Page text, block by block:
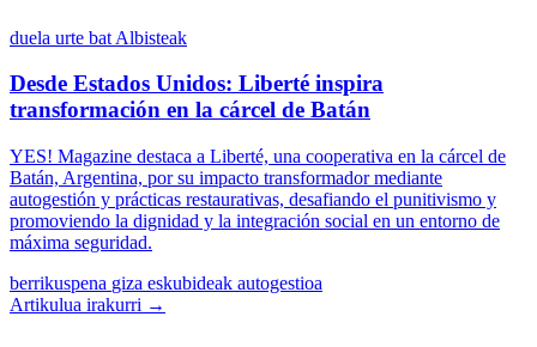
duela urte bat Albisteak
Desde Estados Unidos: Liberté inspira
transformación en la cárcel de Batán
YES! Magazine destaca a Liberté, una cooperativa en la cárcel de
Batán, Argentina, por su impacto transformador mediante
autogestión y prácticas restaurativas, desafiando el punitivismo y
promoviendo la dignidad y la integración social en un entorno de
máxima seguridad.
berrikuspena giza eskubideak autogestioa
Artikulua irakurri →